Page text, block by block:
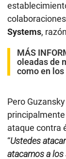
Systems,
MÁS
oleadas de
como en
Pero
principalmente
ataque contra
“Ustedes
atacamos a los